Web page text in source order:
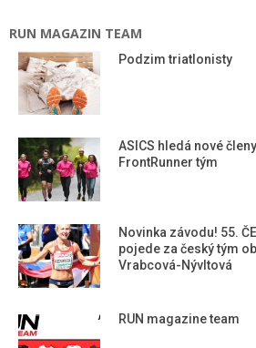
RUN MAGAZIN TEAM
Podzim triatlonisty
ASICS hledá nové
FrontRunner tým
Novinka závodu! 55.
pojede za český tým
Vrabcová-Nývltová
RUN magazine team